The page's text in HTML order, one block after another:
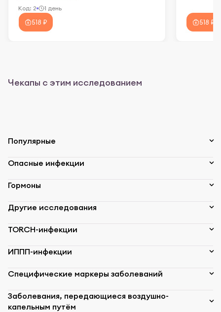
Код: 2 1 день
518 ₽ 518 ₽
Чекапы с этим исследованием
Популярные
Опасные инфекции
Гормоны
Другие исследования
TORCH-инфекции
ИППП-инфекции
Специфические маркеры заболеваний
Заболевания, передающиеся воздушно-
капельным путём